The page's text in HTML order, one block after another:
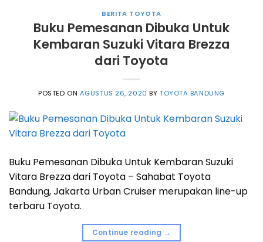
BERITA TOYOTA
Buku Pemesanan Dibuka Untuk
Kembaran Suzuki Vitara Brezza
dari Toyota
POSTED ON AGUSTUS 26, 2020 BY TOYOTA BANDUNG
Buku Pemesanan Dibuka Untuk Kembaran Suzuki
Vitara Brezza dari Toyota – Sahabat Toyota
Bandung, Jakarta Urban Cruiser merupakan line-up
terbaru Toyota.
Continue reading →